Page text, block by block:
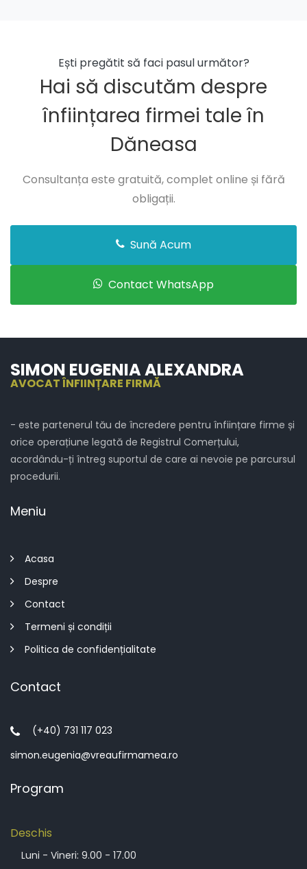
Ești pregătit să faci pasul următor?
Hai să discutăm despre
înființarea firmei tale în
Dăneasa
Consultanța este gratuită, complet online și fără
obligații.
Sună Acum
Contact WhatsApp
SIMON EUGENIA ALEXANDRA
AVOCAT ÎNFIINȚARE FIRMĂ
- este partenerul tău de încredere pentru înființare firme și
orice operațiune legată de Registrul Comerțului,
acordându-ți întreg suportul de care ai nevoie pe parcursul
procedurii.
Meniu
Acasa
Despre
Contact
Termeni și condiții
Politica de confidențialitate
Contact
(+40) 731 117 023
simon.eugenia@vreaufirmamea.ro
Program
Deschis
Luni - Vineri: 9.00 - 17.00